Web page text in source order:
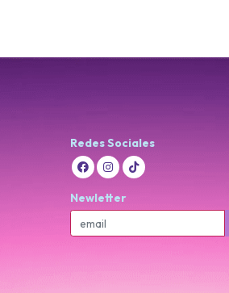
Redes Sociales
Newletter